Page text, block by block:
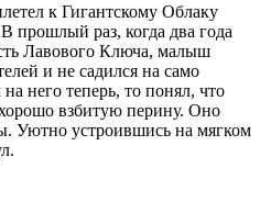
к Гигантскому Облаку
прошлый раз, когда два года
Лавового Ключа, малыш
и не садился на само
него теперь, то понял, что
взбитую перину. Оно
Уютно устроившись на мягком